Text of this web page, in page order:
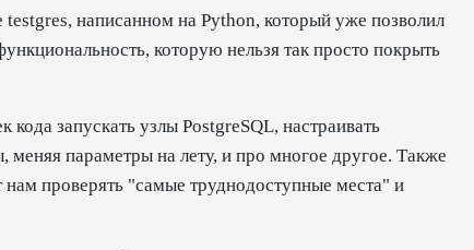
написанном на Python, который уже позволил
которую нельзя так просто покрыть
запускать узлы PostgreSQL, настраивать
параметры на лету, и про многое другое. Также
проверять "самые труднодоступные места" и